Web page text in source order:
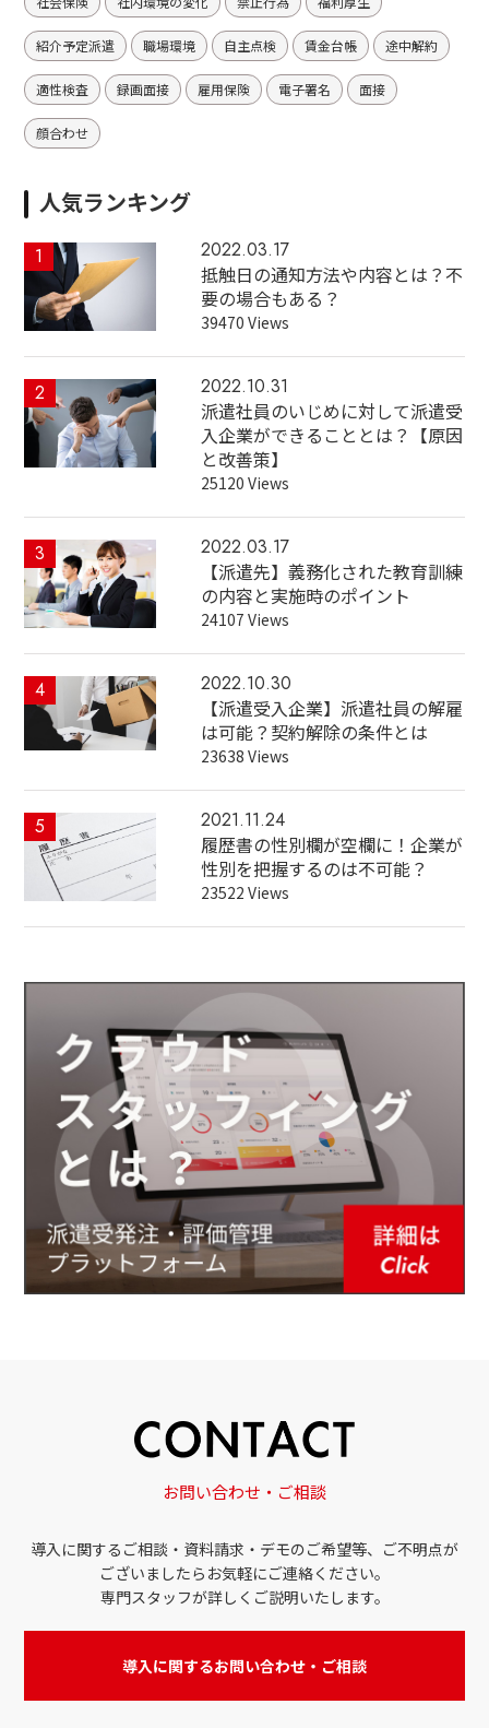
紹介予定派遣 職場環境 自主点検 賃金台帳 途中解約
適性検査 録画面接 雇用保険 電子署名 面接
顔合わせ
人気ランキング
1 2022.03.17
抵触日の通知方法や内容とは？不
要の場合もある？
39470 Views
2 2022.10.31
派遣社員のいじめに対して派遣受
入企業ができることとは？【原因
と改善策】
25120 Views
3 2022.03.17
【派遣先】義務化された教育訓練
の内容と実施時のポイント
24107 Views
4 2022.10.30
【派遣受入企業】派遣社員の解雇
は可能？契約解除の条件とは
23638 Views
5 2021.11.24
履歴書の性別欄が空欄に！企業が
性別を把握するのは不可能？
23522 Views
お問い合わせ・ご相談
導入に関するご相談・資料請求・デモのご希望等、ご不明点が
ございましたらお気軽にご連絡ください。
専門スタッフが詳しくご説明いたします。
導入に関するお問い合わせ・ご相談